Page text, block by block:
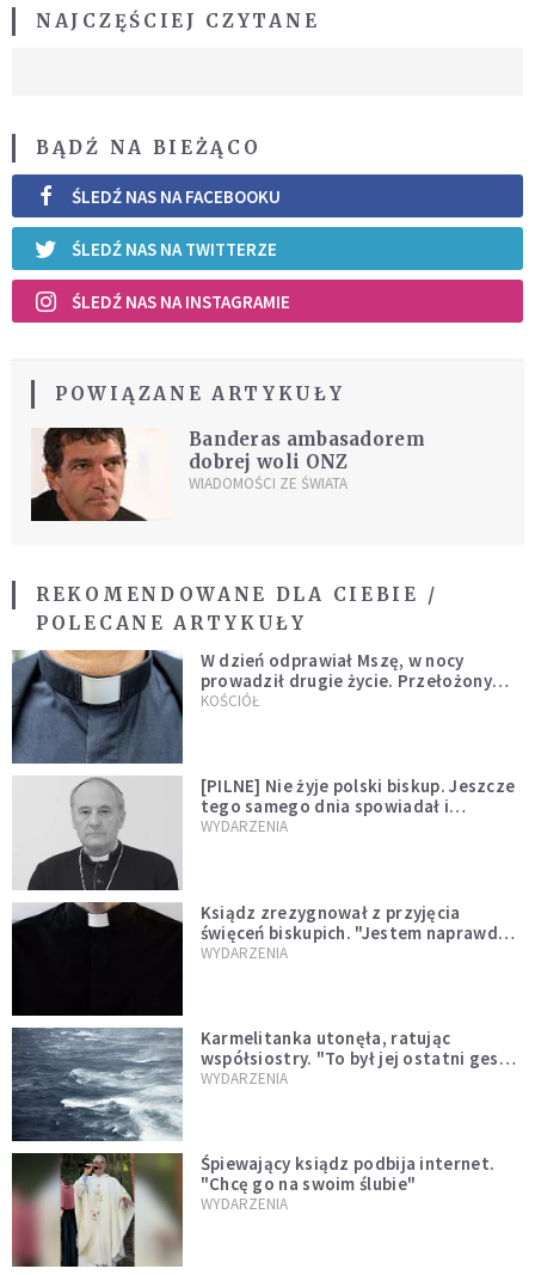
NAJCZĘŚCIEJ CZYTANE
BĄDŹ NA BIEŻĄCO
ŚLEDŹ NAS NA FACEBOOKU
ŚLEDŹ NAS NA TWITTERZE
ŚLEDŹ NAS NA INSTAGRAMIE
POWIĄZANE ARTYKUŁY
Banderas ambasadorem
dobrej woli ONZ
WIADOMOŚCI ZE ŚWIATA
REKOMENDOWANE DLA CIEBIE /
POLECANE ARTYKUŁY
W dzień odprawiał Mszę, w nocy
prowadził drugie życie. Przełożony
kazał mu opuścić zakon
KOŚCIÓŁ
[PILNE] Nie żyje polski biskup. Jeszcze
tego samego dnia spowiadał i
sprawował Mszę świętą
WYDARZENIA
Ksiądz zrezygnował z przyjęcia
święceń biskupich. "Jestem naprawdę
niegodny"
WYDARZENIA
Karmelitanka utonęła, ratując
współsiostry. "To był jej ostatni gest
miłości"
WYDARZENIA
Śpiewający ksiądz podbija internet.
"Chcę go na swoim ślubie"
WYDARZENIA